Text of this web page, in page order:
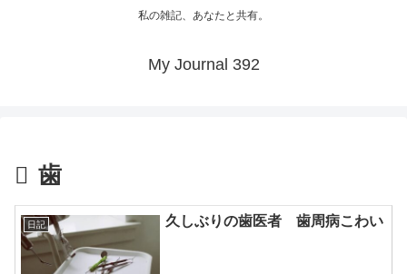
私の雑記、あなたと共有。
My Journal 392
歯
日記 久しぶりの歯医者 歯周病こわい